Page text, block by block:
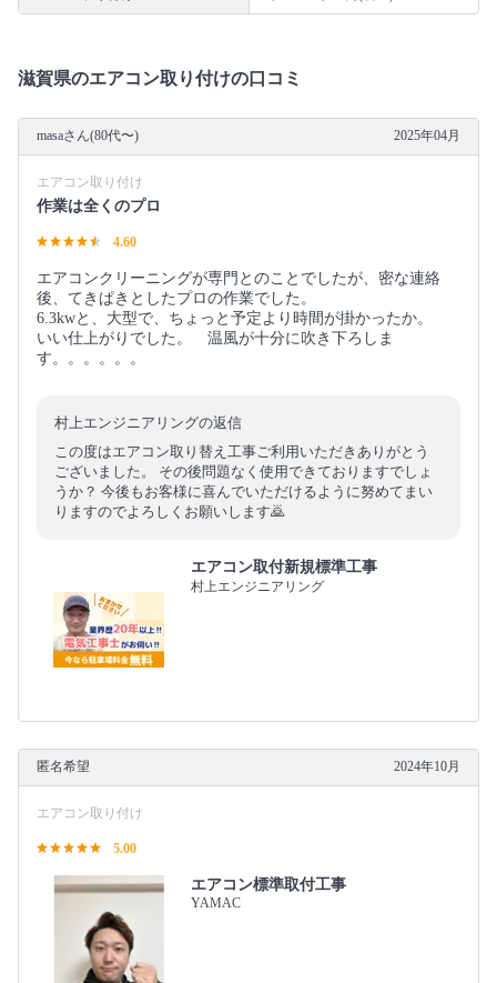
滋賀県のエアコン取り付けの口コミ
masaさん(80代〜) 2025年04月
エアコン取り付け
作業は全くのプロ
4.60
エアコンクリーニングが専門とのことでしたが、密な連絡
後、てきぱきとしたプロの作業でした。
6.3kwと、大型で、ちょっと予定より時間が掛かったか。
いい仕上がりでした。 温風が十分に吹き下ろしま
す。。。。。。
村上エンジニアリングの返信
この度はエアコン取り替え工事ご利用いただきありがとう
ございました。 その後問題なく使用できておりますでしょ
うか？ 今後もお客様に喜んでいただけるように努めてまい
りますのでよろしくお願いします🙇
エアコン取付新規標準工事
村上エンジニアリング
匿名希望 2024年10月
エアコン取り付け
5.00
エアコン標準取付工事
YAMAC